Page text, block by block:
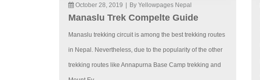
October 28, 2019 By Yellowpages Nepal
Manaslu Trek Compelte Guide
Manaslu trekking circuit is among the best trekking routes
in Nepal. Nevertheless, due to the popularity of the other
trekking routes like Annapurna Base Camp trekking and